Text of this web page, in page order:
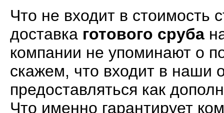
Что не входит в стоимость
доставка готового сруба
компании не упоминают о
скажем, что входит в наши
предоставляться как
Что именно гарантирует